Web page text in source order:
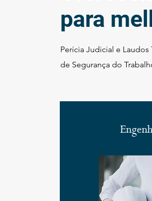
para
Perícia Judicial e
de Segurança do